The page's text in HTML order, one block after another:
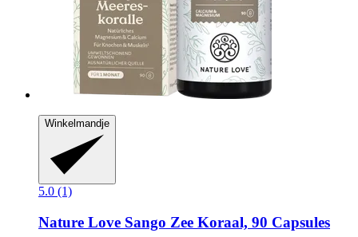
Winkelmandje
5.0 (1)
Nature Love Sango Zee Koraal, 90 Capsules